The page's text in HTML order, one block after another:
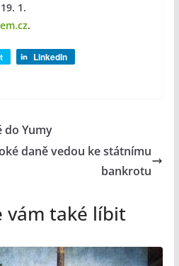
1.
.
LinkedIn
do Yumy
daně vedou ke státnímu
bankrotu
vám také líbit